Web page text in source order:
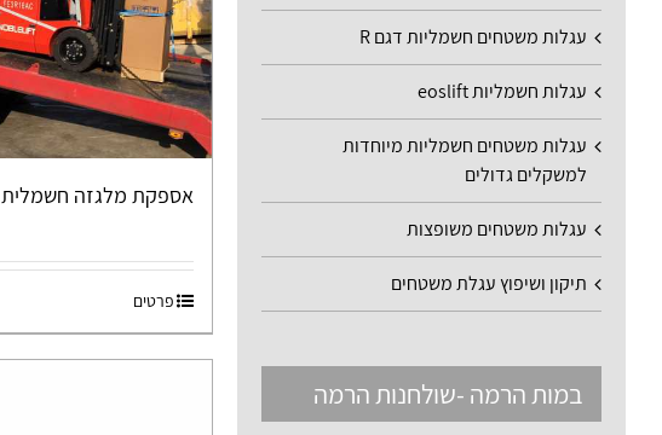
אספקת מלגזה חשמלית 1.6 טון ללקוח
פרטים
עגלות משטחים חשמליות דגם R
עגלות חשמליות eoslift
עגלות משטחים חשמליות מיוחדות
למשקלים גדולים
עגלות משטחים משופצות
תיקון ושיפוץ עגלת משטחים
במות הרמה -שולחנות הרמה